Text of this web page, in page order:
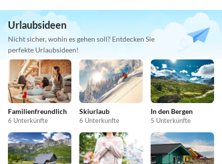
Urlaubsideen
Nicht sicher, wohin es gehen soll? Entdecken Sie
perfekte Urlaubsideen!
Familienfreundlich
6 Unterkünfte
Skiurlaub
6 Unterkünfte
In den Bergen
5 Unterkünfte